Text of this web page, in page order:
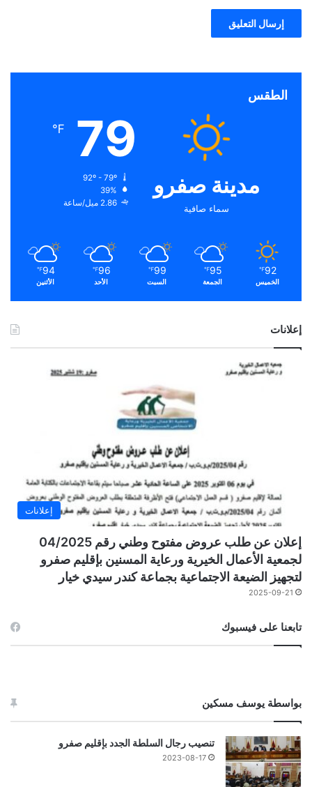
الطقس
مدينة صفرو
سماء صافية
79
℉
39%
2.86 ميل/ساعة
92
℉
الخميس
95
℉
الجمعة
99
℉
السبت
96
℉
الأحد
94
℉
الأثنين
إعلانات
إعلانات
إعلان عن طلب عروض مفتوح وطني رقم 04/2025
لجمعية الأعمال الخيرية ورعاية المسنين بإقليم صفرو
لتجهيز الضيعة الاجتماعية بجماعة كندر سيدي خيار
2025-09-21
تابعنا على فيسبوك
بواسطة يوسف مسكين
تنصيب رجال السلطة الجدد بإقليم صفرو
2023-08-17